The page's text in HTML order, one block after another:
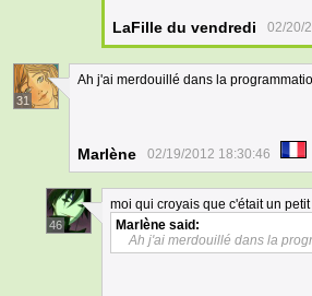
LaFille du vendredi 02/20/
31
Ah j'ai merdouillé dans la
Marlène 02/19/2012 18:30:46
46
moi qui croyais que c'était un
Marlène said:
Ah j'ai merdouillé dans la